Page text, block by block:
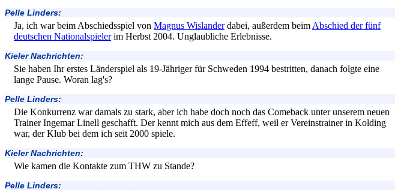
Pelle Linders:
Ja, ich war beim Abschiedsspiel von Magnus Wislanderdabei, außerdem beim Abschied der fünf
deutschen Nationalspielerim Herbst 2004. Unglaubliche Erlebnisse.
Kieler Nachrichten:
Sie haben Ihr erstes Länderspiel als 19-Jähriger für Schweden 1994 bestritten, danach folgte eine
lange Pause. Woran lag's?
Pelle Linders:
Die Konkurrenz war damals zu stark, aber ich habe doch noch das Comeback unter unserem neuen
Trainer Ingemar Linell geschafft. Der kennt mich aus dem Effeff, weil er Vereinstrainer in Kolding
war, der Klub bei dem ich seit 2000 spiele.
Kieler Nachrichten:
Wie kamen die Kontakte zum THW zu Stande?
Pelle Linders: